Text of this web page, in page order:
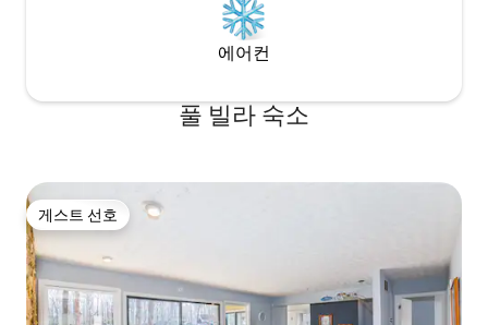
에어컨
풀 빌라 숙소
게스트 선호
게스트 선호